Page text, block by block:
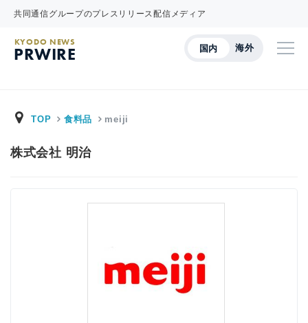
共同通信グループのプレスリリース配信メディア
国内 海外
KYODO NEWS
PRWIRE
TOP 食料品 meiji
株式会社 明治